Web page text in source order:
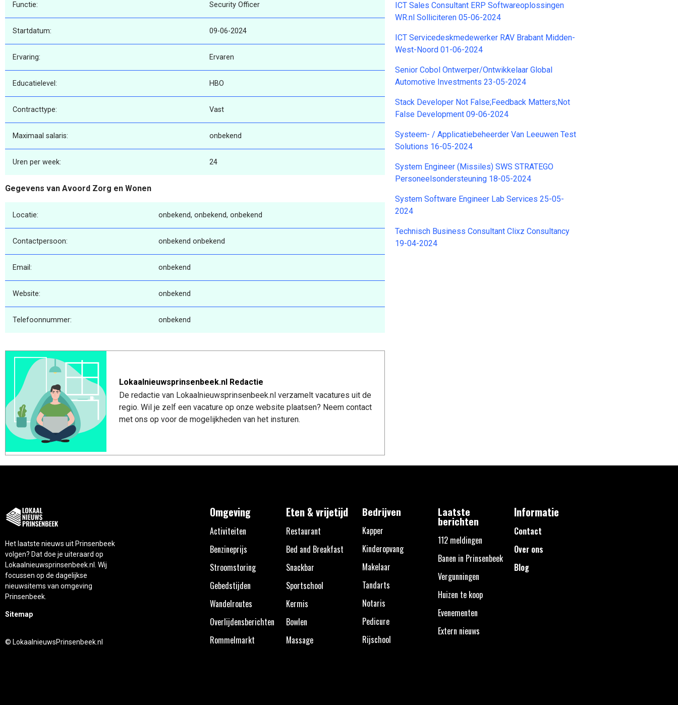
Functie: Security Officer
Startdatum: 09-06-2024
Ervaring: Ervaren
Educatielevel: HBO
Contracttype: Vast
Maximaal salaris: onbekend
Uren per week: 24
Gegevens van Avoord Zorg en Wonen
Locatie: onbekend, onbekend, onbekend
Contactpersoon: onbekend onbekend
Email: onbekend
Website: onbekend
Telefoonnummer: onbekend
Lokaalnieuwsprinsenbeek.nl Redactie
De redactie van Lokaalnieuwsprinsenbeek.nl verzamelt vacatures uit de
regio. Wil je zelf een vacature op onze website plaatsen? Neem contact
met ons op voor de mogelijkheden van het insturen.
ICT Sales Consultant ERP Softwareoplossingen
WR.nl Solliciteren 05-06-2024
ICT Servicedeskmedewerker RAV Brabant Midden-
West-Noord 01-06-2024
Senior Cobol Ontwerper/Ontwikkelaar Global
Automotive Investments 23-05-2024
Stack Developer Not False;Feedback Matters;Not
False Development 09-06-2024
Systeem- / Applicatiebeheerder Van Leeuwen Test
Solutions 16-05-2024
System Engineer (Missiles) SWS STRATEGO
Personeelsondersteuning 18-05-2024
System Software Engineer Lab Services 25-05-
2024
Technisch Business Consultant Clixz Consultancy
19-04-2024
Het laatste nieuws uit Prinsenbeek
volgen? Dat doe je uiteraard op
Lokaalnieuwsprinsenbeek.nl. Wij
focussen op de dagelijkse
nieuwsitems van omgeving
Prinsenbeek.
Sitemap
© LokaalnieuwsPrinsenbeek.nl
Omgeving
Activiteiten
Benzineprijs
Stroomstoring
Gebedstijden
Wandelroutes
Overlijdensberichten
Rommelmarkt
Eten & vrijetijd
Restaurant
Bed and Breakfast
Snackbar
Sportschool
Kermis
Bowlen
Massage
Bedrijven
Kapper
Kinderopvang
Makelaar
Tandarts
Notaris
Pedicure
Rijschool
Laatste
berichten
112 meldingen
Banen in Prinsenbeek
Vergunningen
Huizen te koop
Evenementen
Extern nieuws
Informatie
Contact
Over ons
Blog